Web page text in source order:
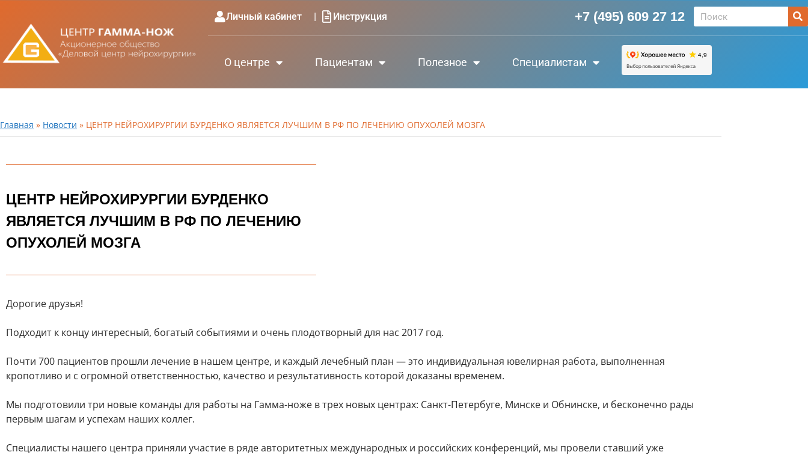
Личный кабинет | Инструкция +7 (495) 609 27 12
О центре Пациентам Полезное Специалистам
Главная » Новости » ЦЕНТР НЕЙРОХИРУРГИИ БУРДЕНКО ЯВЛЯЕТСЯ ЛУЧШИМ В РФ ПО ЛЕЧЕНИЮ ОПУХОЛЕЙ МОЗГА
ЦЕНТР НЕЙРОХИРУРГИИ БУРДЕНКО
ЯВЛЯЕТСЯ ЛУЧШИМ В РФ ПО ЛЕЧЕНИЮ
ОПУХОЛЕЙ МОЗГА
Дорогие друзья!
Подходит к концу интересный, богатый событиями и очень плодотворный для нас 2017 год.
Почти 700 пациентов прошли лечение в нашем центре, и каждый лечебный план — это индивидуальная ювелирная работа, выполненная
кропотливо и с огромной ответственностью, качество и результативность которой доказаны временем.
Мы подготовили три новые команды для работы на Гамма-ноже в трех новых центрах: Санкт-Петербуге, Минске и Обнинске, и бесконечно рады
первым шагам и успехам наших коллег.
Специалисты нашего центра приняли участие в ряде авторитетных международных и российских конференций, мы провели ставший уже